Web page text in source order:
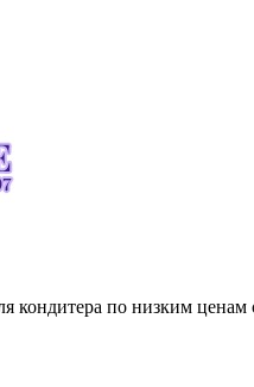
кондитера по низким ценам